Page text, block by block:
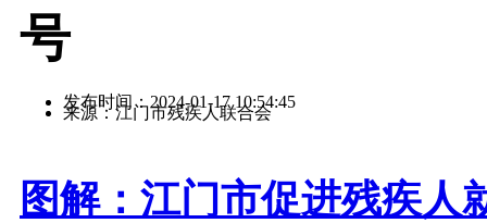
号
发布时间：2024-01-17 10:54:45
来源：江门市残疾人联合会
图解：江门市促进残疾人